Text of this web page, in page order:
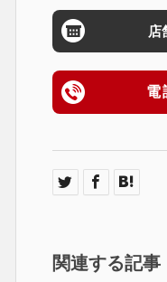
店
電
関連する記事